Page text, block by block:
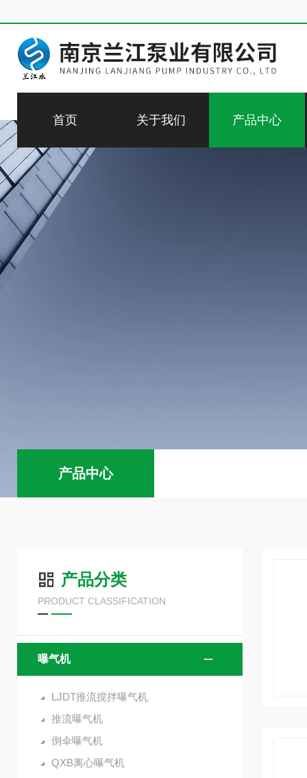
首页 关于我们 产品中心
产品中心
产品分类
PRODUCT CLASSIFICATION
曝气机
LJDT推流搅拌曝气机
推流曝气机
倒伞曝气机
QXB离心曝气机